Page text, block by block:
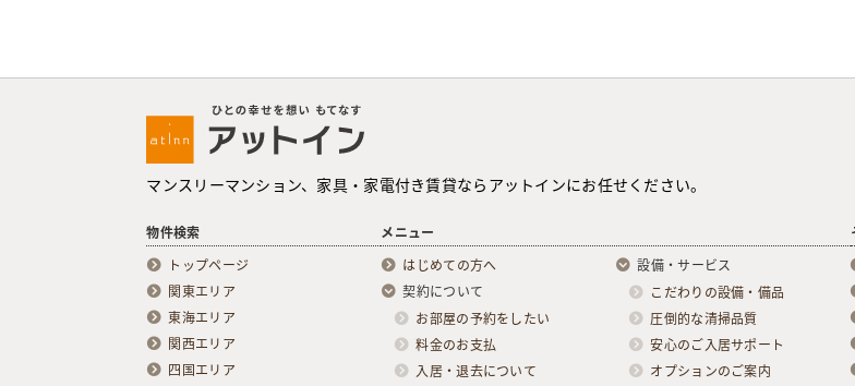
マンスリーマンション、家具・家電付き賃貸ならアットインにお任せください。
物件検索
トップページ
関東エリア
東海エリア
関西エリア
四国エリア
メニュー
はじめての方へ
契約について
お部屋の予約をしたい
料金のお支払
入居・退去について
設備・サービス
こだわりの設備・備品
圧倒的な清掃品質
安心のご入居サポート
オプションのご案内